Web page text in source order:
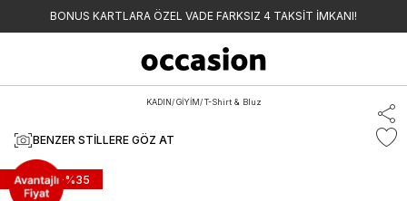
BONUS KARTLARA ÖZEL VADE FARKSIZ 4 TAKSİT İMKANI!
KADIN/ GİYİM/ T-Shirt & Bluz
BENZER STILLERE GÖZ AT
Sepette -%35